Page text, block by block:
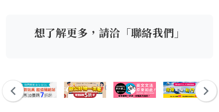
列)
(New
Edition)
想了解更多，請洽「聯絡我們」